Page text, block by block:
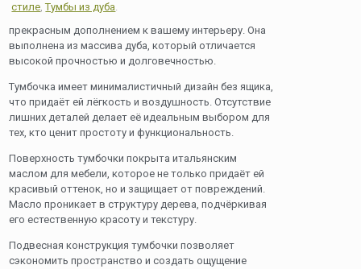
стиле,Тумбы из дуба.
прекрасным дополнением к вашему интерьеру. Она
выполнена из массива дуба, который отличается
высокой прочностью и долговечностью.
Тумбочка имеет минималистичный дизайн без ящика,
что придаёт ей лёгкость и воздушность. Отсутствие
лишних деталей делает её идеальным выбором для
тех, кто ценит простоту и функциональность.
Поверхность тумбочки покрыта итальянским
маслом для мебели, которое не только придаёт ей
красивый оттенок, но и защищает от повреждений.
Масло проникает в структуру дерева, подчёркивая
его естественную красоту и текстуру.
Подвесная конструкция тумбочки позволяет
сэкономить пространство и создать ощущение